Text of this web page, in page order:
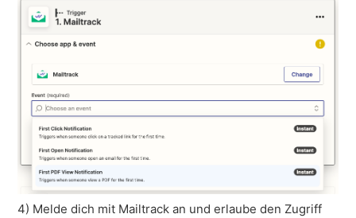
4) Melde dich mit Mailtrack an und erlaube den Zugriff